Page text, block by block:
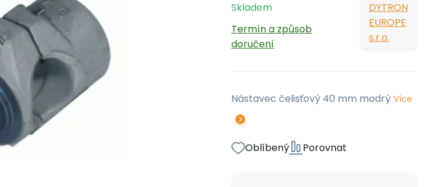
Skladem
Termín a způsob
doručení
DYTRON
EUROPE
s.r.o.
Nástavec čelisťový 40 mm modrý Více
Oblíbený Porovnat